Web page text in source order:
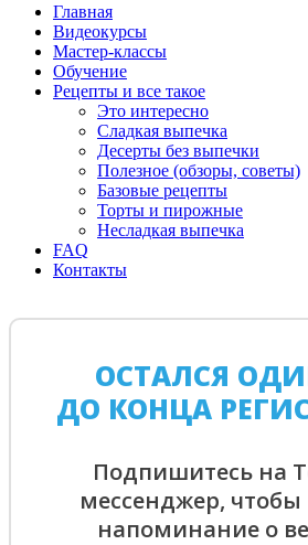
Главная
Видеокурсы
Мастер-классы
Обучение
Рецепты и все такое
Это интересно
Сладкая выпечка
Десерты без выпечки
Полезное (обзоры, советы)
Базовые рецепты
Торты и пирожные
Несладкая выпечка
FAQ
Контакты
ОСТАЛСЯ
ДО КОНЦА
Подпишитесь на
мессенджер, чтобы
напоминание о